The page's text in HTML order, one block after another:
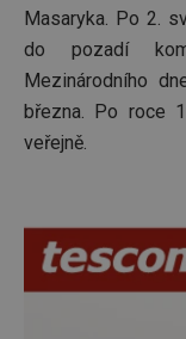
Masaryka. Po 2.
do pozadí
Mezinárodního
března. Po roce
veřejně.